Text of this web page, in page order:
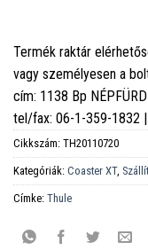
Termék raktár
vagy személyesen a
cím: 1138 Bp
tel/fax: 06-1-359-1832
Cikkszám: TH20110720
Kategóriák: Coaster XT,
Címke: Thule